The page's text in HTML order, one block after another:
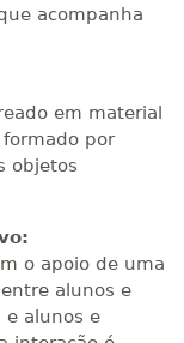
acompanha
em material
por
objetos
o apoio de uma
alunos e
e alunos e